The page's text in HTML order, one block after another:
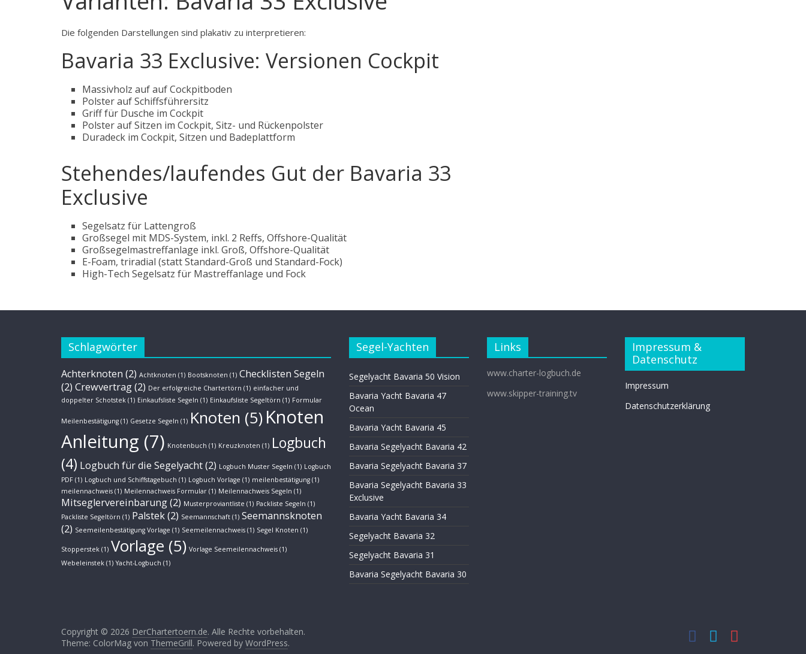
Die folgenden Darstellungen sind plakativ zu interpretieren:
Bavaria 33 Exclusive: Versionen Cockpit
Massivholz auf auf Cockpitboden
Polster auf Schiffsführersitz
Griff für Dusche im Cockpit
Polster auf Sitzen im Cockpit, Sitz- und Rückenpolster
Duradeck im Cockpit, Sitzen und Badeplattform
Stehendes/laufendes Gut der Bavaria 33
Exclusive
Segelsatz für Lattengroß
Großsegel mit MDS-System, inkl. 2 Reffs, Offshore-Qualität
Großsegelmastreffanlage inkl. Groß, Offshore-Qualität
E-Foam, triradial (statt Standard-Groß und Standard-Fock)
High-Tech Segelsatz für Mastreffanlage und Fock
Schlagwörter
Achterknoten (2) Achtknoten (1) Bootsknoten (1) Checklisten Segeln
(2) Crewvertrag(2) Der erfolgreiche Chartertörn (1) einfacher und
doppelter Schotstek (1) Einkaufsliste Segeln (1) Einkaufsliste Segeltörn (1) Formular
Meilenbestätigung (1) Gesetze Segeln (1) Knoten (5) Knoten
Anleitung (7) Knotenbuch (1) Kreuzknoten (1) Logbuch
(4) Logbuch für die Segelyacht(2) Logbuch Muster Segeln (1) Logbuch
PDF (1) Logbuch und Schiffstagebuch (1) Logbuch Vorlage (1) meilenbestätigung (1)
meilennachweis (1) Meilennachweis Formular (1) Meilennachweis Segeln (1)
Mitseglervereinbarung(2) Musterproviantliste (1) Packliste Segeln (1)
Packliste Segeltörn (1) Palstek(2) Seemannschaft (1) Seemannsknoten
(2) Seemeilenbestätigung Vorlage (1) Seemeilennachweis (1) Segel Knoten (1)
Stopperstek (1) Vorlage (5) Vorlage Seemeilennachweis (1)
Webeleinstek (1) Yacht-Logbuch (1)
Segel-Yachten
Segelyacht Bavaria 50 Vision
Bavaria Yacht Bavaria 47
Ocean
Bavaria Yacht Bavaria 45
Bavaria Segelyacht Bavaria 42
Bavaria Segelyacht Bavaria 37
Bavaria Segelyacht Bavaria 33
Exclusive
Bavaria Yacht Bavaria 34
Segelyacht Bavaria 32
Segelyacht Bavaria 31
Bavaria Segelyacht Bavaria 30
Links
www.charter-logbuch.de
www.skipper-training.tv
Impressum &
Datenschutz
Impressum
Datenschutzerklärung
Copyright © 2026 DerChartertoern.de. Alle Rechte vorbehalten.
Theme: ColorMag von ThemeGrill. Powered by WordPress.